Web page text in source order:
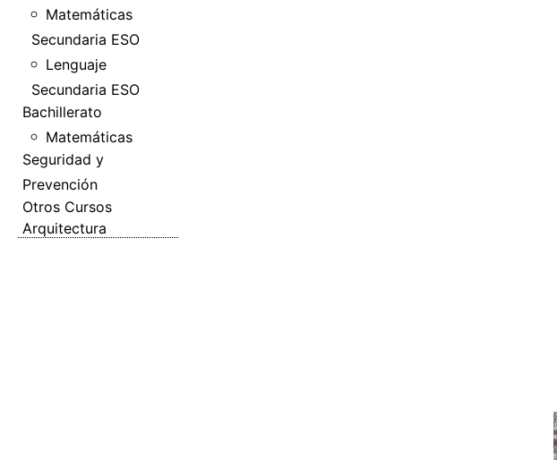
Matemáticas
Secundaria ESO
Lenguaje
Secundaria ESO
Bachillerato
Matemáticas
Seguridad y
Prevención
Otros Cursos
Arquitectura